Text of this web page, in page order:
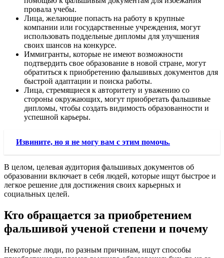
провала учебы.
Лица, желающие попасть на работу в крупные
компании или государственные учреждения, могут
использовать поддельные дипломы для улучшения
своих шансов на конкурсе.
Иммигранты, которые не имеют возможности
подтвердить свое образование в новой стране, могут
обратиться к приобретению фальшивых документов для
быстрой адаптации и поиска работы.
Лица, стремящиеся к авторитету и уважению со
стороны окружающих, могут приобретать фальшивые
дипломы, чтобы создать видимость образованности и
успешной карьеры.
Извините, но я не могу вам с этим помочь.
В целом, целевая аудитория фальшивых документов об
образовании включает в себя людей, которые ищут быстрое и
легкое решение для достижения своих карьерных и
социальных целей.
Кто обращается за приобретением
фальшивой ученой степени и почему
Некоторые люди, по разным причинам, ищут способы